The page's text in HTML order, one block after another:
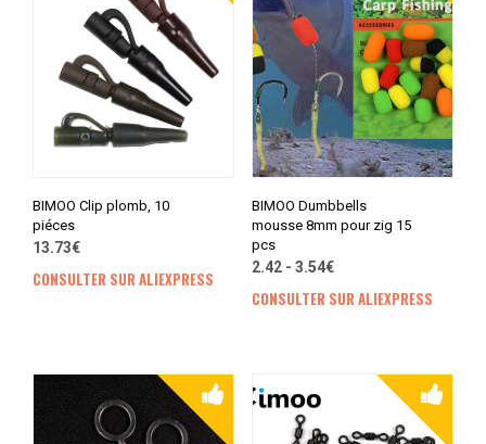
BIMOO Clip plomb, 10
piéces
13.73€
CONSULTER SUR ALIEXPRESS
BIMOO Dumbbells
mousse 8mm pour zig 15
pcs
2.42 - 3.54€
CONSULTER SUR ALIEXPRESS